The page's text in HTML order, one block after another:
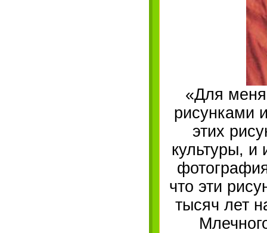
«Для
рисунками
этих
культуры, и
что эти
тысяч лет